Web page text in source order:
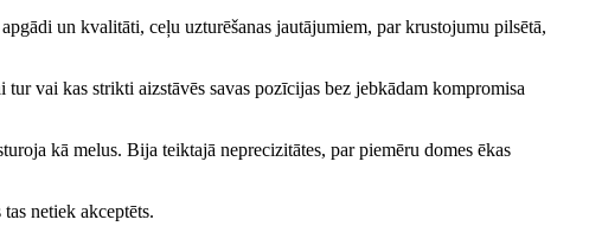
un kvalitāti, ceļu uzturēšanas jautājumiem, par krustojumu pilsētā,
vai kas strikti aizstāvēs savas pozīcijas bez jebkādam kompromisa
kā melus. Bija teiktajā neprecizitātes, par piemēru domes ēkas
netiek akceptēts.